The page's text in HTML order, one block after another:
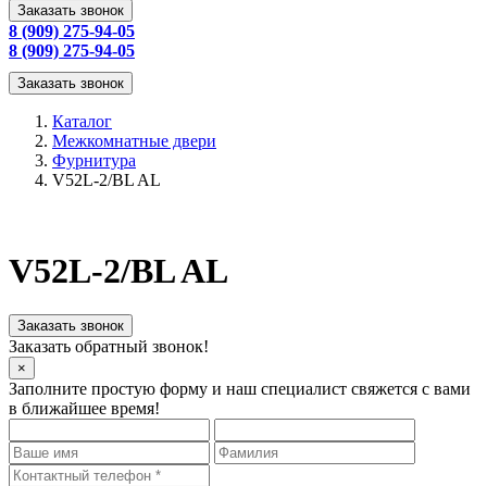
Заказать звонок
8 (909) 275-94-05
8 (909) 275-94-05
Заказать звонок
Каталог
Межкомнатные двери
Фурнитура
V52L-2/BL AL
V52L-2/BL AL
Заказать звонок
Заказать обратный звонок!
×
Заполните простую форму и наш специалист свяжется с вами
в ближайшее время!